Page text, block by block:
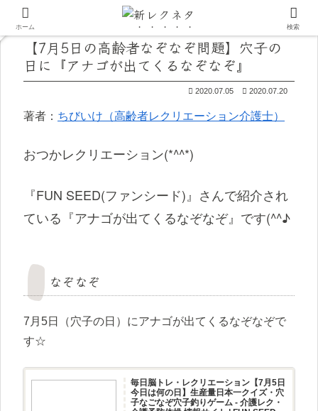
【7月5日の高齢者なぞなぞ問題】穴子の
日に『アナゴが出てくるなぞなぞ』
2020.07.05 2020.07.20
著者： ちびいけ（高齢者レクリエーション介護士）
おつかレクリエーション(*^^*)
『FUN SEED(ファンシード)』さんで紹介され
ている『アナゴが出てくるなぞなぞ』です(^^♪
なぞなぞ
7月5日（穴子の日）にアナゴが出てくるなぞなぞで
す☆
毎日脳トレ・レクリエーション【7月5日
今日は何の日】生産量日本一クイズ・穴
子なごなぞ穴子釣りゲーム - 介護レク・
ホーム 検索